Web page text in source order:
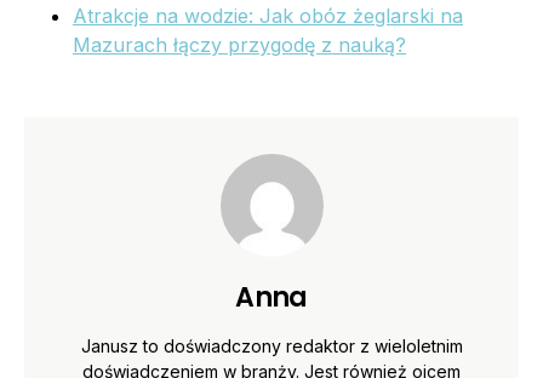
Atrakcje na wodzie: Jak obóz żeglarski na
Mazurach łączy przygodę z nauką?
Anna
Janusz to doświadczony redaktor z wieloletnim
doświadczeniem w branży. Jest również ojcem